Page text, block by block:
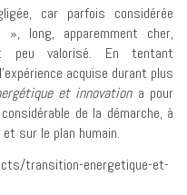
car parfois considérée
long, apparemment cher,
peu valorisé. En tentant
acquise durant plus
et innovationa pour
de la démarche, à
sur le plan humain.
transition-energetique-et-